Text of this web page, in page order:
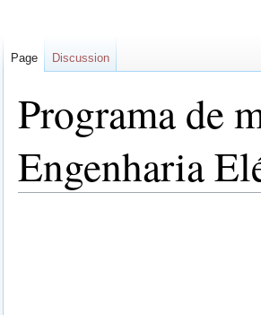
Programa de
Engenharia
Page Discussion